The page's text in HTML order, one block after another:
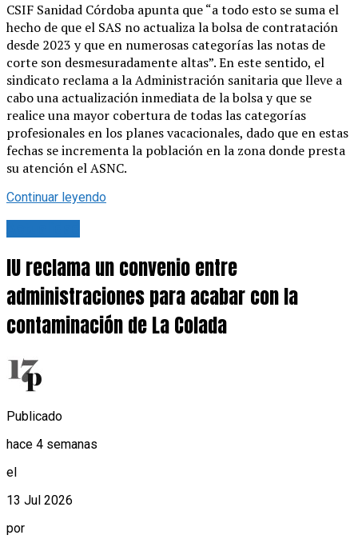
CSIF Sanidad Córdoba apunta que “a todo esto se suma el
hecho de que el SAS no actualiza la bolsa de contratación
desde 2023 y que en numerosas categorías las notas de
corte son desmesuradamente altas”. En este sentido, el
sindicato reclama a la Administración sanitaria que lleve a
cabo una actualización inmediata de la bolsa y que se
realice una mayor cobertura de todas las categorías
profesionales en los planes vacacionales, dado que en estas
fechas se incrementa la población en la zona donde presta
su atención el ASNC.
Continuar leyendo
IU reclama un convenio entre
administraciones para acabar con la
contaminación de La Colada
Publicado
hace 4 semanas
el
13 Jul 2026
por